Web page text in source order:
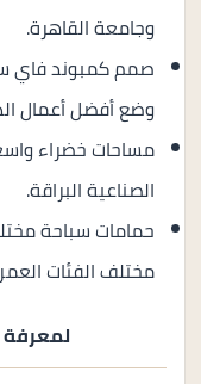
وجامعة القاهرة.
صمم كمبوند فاي
وضع أفضل أعمال
مساحات خضراء
الصناعية البراقة.
حمامات سباحة
مختلف الفئات
لمعرفة